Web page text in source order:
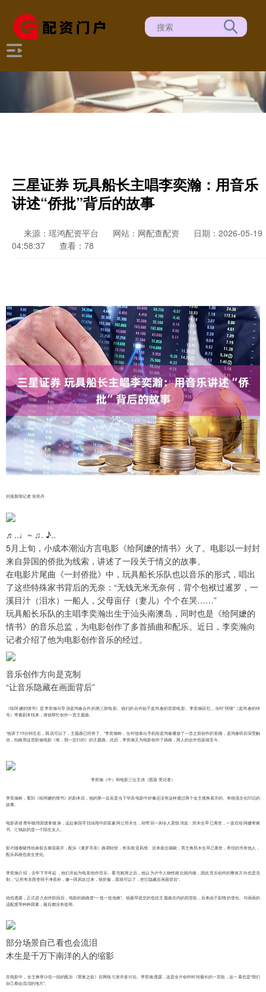
三星证券 玩具船长主唱李奕瀚：用音乐
讲述“侨批”背后的故事
来源：瑶鸿配资平台 网站：网配查配资
日期：2026-05-19
04:58:37
查看：78
封面新闻记者 张奕丹
♬..♩~ ♫. ♪..
5月上旬，小成本潮汕方言电影《给阿嬷的情书》火了。电影以一封封
来自异国的侨批为线索，讲述了一段关于情义的故事。
在电影片尾曲《一封侨批》中，玩具船长乐队也以音乐的形式，唱出
了这些特殊家书背后的无奈：“无钱无米无奈何，背个包袱过暹罗，一
溪目汁（泪水）一船人，父母亩仔（妻儿）个个在哭……”
玩具船长乐队的主唱李奕瀚出生于汕头南澳岛，同时也是《给阿嬷的
情书》的音乐总监，为电影创作了多首插曲和配乐。近日，李奕瀚向
记者介绍了他为电影创作音乐的经过。
音乐创作方向是克制
“让音乐隐藏在画面背后”
《给阿嬷的情书》是李奕瀚与导演蓝鸿春合作的第三部电影。他们的合作始于蓝鸿春的首部电影。李奕瀚回忆，当时“阿狼”（蓝鸿春的绰
号）带着剧本找来，请他帮忙创作一首主题曲。
“他讲了15分钟左右，我说可以了，主题曲已经有了。”李奕瀚称，当时他拿出手机给蓝鸿春播放了一首之前创作的歌曲，蓝鸿春听后深受触
动，拍板用这首歌做电影《爸，我一定行的》的主题曲。此后，李奕瀚又为电影创作了插曲，两人的合作也延续至今。
李奕瀚（中）和电影三位主演（图源 受访者）
李奕瀚称，看到《给阿嬷的情书》的剧本后，他的第一反应是当下华语电影中好像还没有这样通过两个女主视角展开的、有很强文化印记的
故事。
电影讲述青年晓伟因债务缠身，远赴泰国寻找传闻中的富豪阿公郑木生，却带回一则令人震惊消息：郑木生早已离世，一直在给阿嬷寄家
书、汇钱款的是一个陌生女人。
影片随着晓伟动身前去泰国展开，配乐《暹罗寻亲》曲调轻快，有东南亚风情。后来悬念揭晓，男主角郑木生早已离世，寄信的另有他人，
配乐风格也发生变化。
李奕瀚介绍，去年下半年起，他们开始为电影创作音乐。看完粗剪之后，他认为片中人物性格比较内敛，因此音乐创作的整体方向也是克
制，“让所有东西变得干净质朴，像一阵风吹过来，很舒服，那就可以了，把它隐藏在画面背后”。
他也透露，正式进入创作阶段后，电影的插曲曾“一批一批地换”。他最早提交的包括主题曲在内的四首歌，后来由于剧情的变化、与画面的
适配度等种种因素，最后都没有使用。
部分场景自己看也会流泪
木生是千万下南洋的人的缩影
在电影中，女主角寄讣告一段的配乐《疍家之歌》在网络引发许多讨论。李奕瀚透露，这是全片创作时间最长的一首歌，这一幕也是“我们
自己都会流泪的地方”。